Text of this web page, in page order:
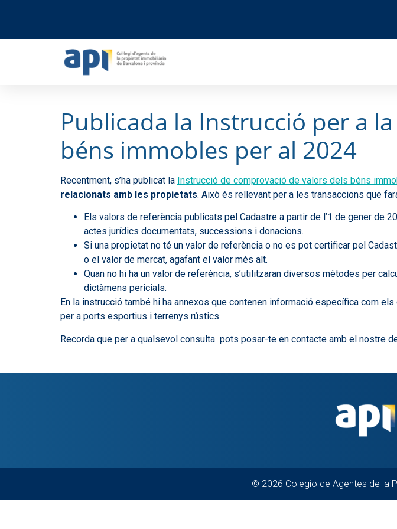
Publicada la Instrucció per a
béns immobles per al 2024
Recentment, s’ha publicat la Instrucció de comprovació de valors dels béns
relacionats amb les propietats. Això és rellevant per a les transaccions que
Els valors de referència publicats pel Cadastre a partir de l’1 de gener
actes jurídics documentats, successions i donacions.
Si una propietat no té un valor de referència o no es pot certificar pel
o el valor de mercat, agafant el valor més alt.
Quan no hi ha un valor de referència, s’utilitzaran diversos mètodes per
dictàmens pericials.
En la instrucció també hi ha annexos que contenen informació específica com
per a ports esportius i terrenys rústics.
Recorda que per a qualsevol consulta pots posar-te en contacte amb el nostre
© 2026 Colegio de Agentes de la